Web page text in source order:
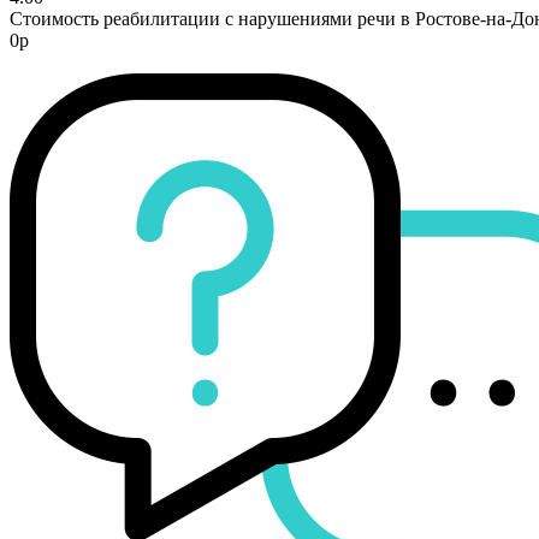
Стоимость реабилитации с нарушениями речи в Ростове-на-
0р